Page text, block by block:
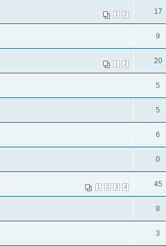
1 2 17
9
1 2 20
5
5
6
0
1 2 3 4 45
8
3